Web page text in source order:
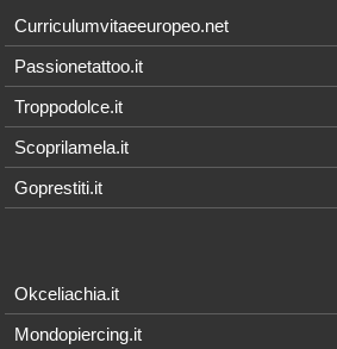
Curriculumvitaeeuropeo.net
Passionetattoo.it
Troppodolce.it
Scoprilamela.it
Goprestiti.it
Okceliachia.it
Mondopiercing.it